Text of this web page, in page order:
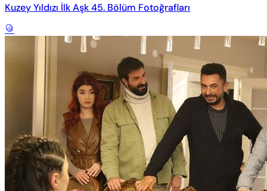
Kuzey Yıldızı İlk Aşk 45. Bölüm Fotoğrafları